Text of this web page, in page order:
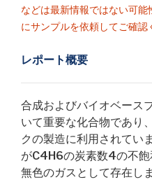
などは最新情報ではない可
にサンプルを依頼してご確認
レポート概要
合成およびバイオベース
いて重要な化合物であり
クの製造に利用されてい
がC4H6の炭素数4の不
無色のガスとして存在し